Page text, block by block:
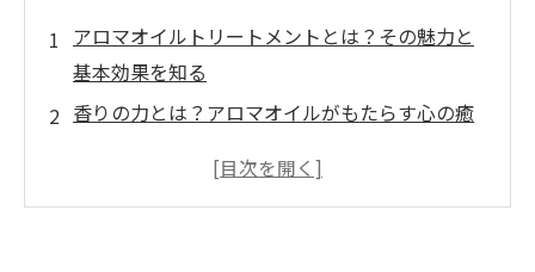
アロマオイルトリートメントとは？その魅力と
基本効果を知る
香りの力とは？アロマオイルがもたらす心の癒
血行促進とリンパケアで叶える美肌効果の秘密